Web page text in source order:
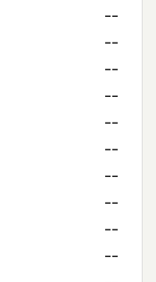
--
--
--
--
--
--
--
--
--
--